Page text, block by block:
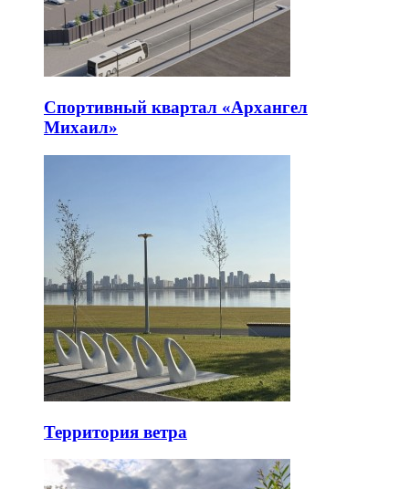
Спортивный квартал «Архангел
Михаил»
Территория ветра